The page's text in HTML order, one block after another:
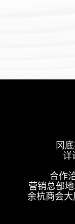
冈
详
合作
营销总部
余杭商会大